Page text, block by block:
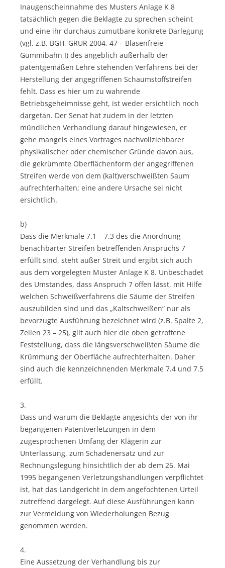
Inaugenscheinnahme des Musters Anlage K 8
tatsächlich gegen die Beklagte zu sprechen scheint
und eine ihr durchaus zumutbare konkrete Darlegung
(vgl. z.B. BGH, GRUR 2004, 47 – Blasenfreie
Gummibahn I) des angeblich außerhalb der
patentgemäßen Lehre stehenden Verfahrens bei der
Herstellung der angegriffenen Schaumstoffstreifen
fehlt. Dass es hier um zu wahrende
Betriebsgeheimnisse geht, ist weder ersichtlich noch
dargetan. Der Senat hat zudem in der letzten
mündlichen Verhandlung darauf hingewiesen, er
gehe mangels eines Vortrages nachvollziehbarer
physikalischer oder chemischer Gründe davon aus,
die gekrümmte Oberflächenform der angegriffenen
Streifen werde von dem (kalt)verschweißten Saum
aufrechterhalten; eine andere Ursache sei nicht
ersichtlich.
b)
Dass die Merkmale 7.1 – 7.3 des die Anordnung
benachbarter Streifen betreffenden Anspruchs 7
erfüllt sind, steht außer Streit und ergibt sich auch
aus dem vorgelegten Muster Anlage K 8. Unbeschadet
des Umstandes, dass Anspruch 7 offen lässt, mit Hilfe
welchen Schweißverfahrens die Säume der Streifen
auszubilden sind und das „Kaltschweißen“ nur als
bevorzugte Ausführung bezeichnet wird (z.B. Spalte 2,
Zeilen 23 – 25), gilt auch hier die oben getroffene
Feststellung, dass die längsverschweißten Säume die
Krümmung der Oberfläche aufrechterhalten. Daher
sind auch die kennzeichnenden Merkmale 7.4 und 7.5
erfüllt.
3.
Dass und warum die Beklagte angesichts der von ihr
begangenen Patentverletzungen in dem
zugesprochenen Umfang der Klägerin zur
Unterlassung, zum Schadenersatz und zur
Rechnungslegung hinsichtlich der ab dem 26. Mai
1995 begangenen Verletzungshandlungen verpflichtet
ist, hat das Landgericht in dem angefochtenen Urteil
zutreffend dargelegt. Auf diese Ausführungen kann
zur Vermeidung von Wiederholungen Bezug
genommen werden.
4.
Eine Aussetzung der Verhandlung bis zur